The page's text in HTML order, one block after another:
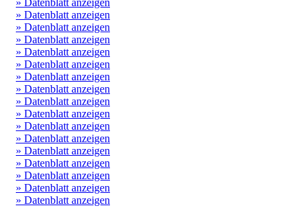
» Datenblatt anzeigen
» Datenblatt anzeigen
» Datenblatt anzeigen
» Datenblatt anzeigen
» Datenblatt anzeigen
» Datenblatt anzeigen
» Datenblatt anzeigen
» Datenblatt anzeigen
» Datenblatt anzeigen
» Datenblatt anzeigen
» Datenblatt anzeigen
» Datenblatt anzeigen
» Datenblatt anzeigen
» Datenblatt anzeigen
» Datenblatt anzeigen
» Datenblatt anzeigen
» Datenblatt anzeigen